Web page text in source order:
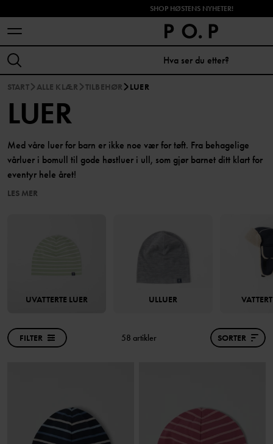
SHOP HØSTENS NYHETER!
START ALLE KLÆR TILBEHØR LUER
LUER
Med våre luer for barn er ikke noe vær for tøft. Fra behagelige
vårluer i bomull til gode høstluer i ull, som gjør barnet ditt klart for
eventyr hele året!
LES MER
UVATTERTE LUER ULLUER
FILTER 58 artikler SORTER